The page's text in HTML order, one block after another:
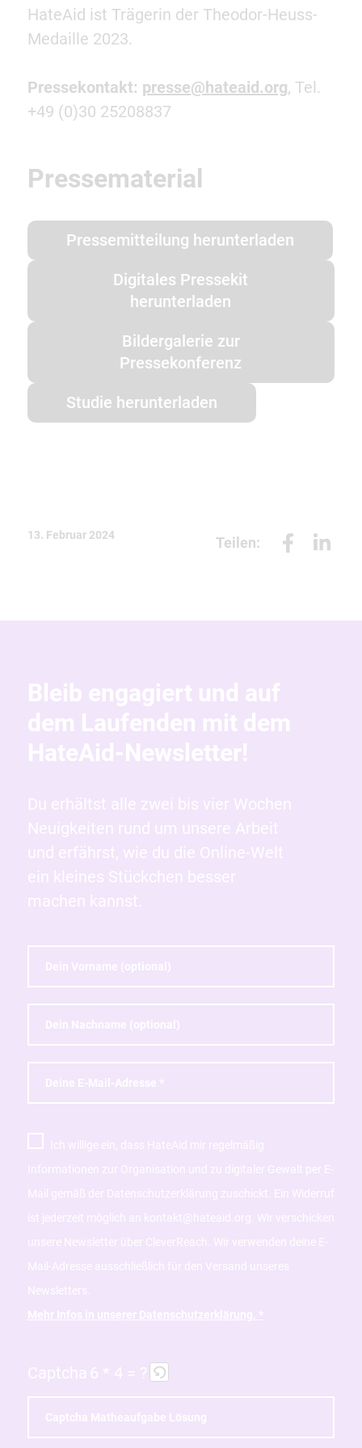
HateAid ist Trägerin der Theodor-Heuss-
Medaille 2023.
Pressekontakt: presse@hateaid.org, Tel.
+49 (0)30 25208837
Pressematerial
Pressemitteilung herunterladen
Digitales Pressekit
herunterladen
Bildergalerie zur
Pressekonferenz
Studie herunterladen
13. Februar 2024 Teilen:
Bleib engagiert und auf
dem Laufenden mit dem
HateAid-Newsletter!
Du erhältst alle zwei bis vier Wochen
Neuigkeiten rund um unsere Arbeit
und erfährst, wie du die Online-Welt
ein kleines Stückchen besser
machen kannst.
Ich willige ein, dass HateAid mir regelmäßig
Informationen zur Organisation und zu digitaler Gewalt per E-
Mail gemäß der Datenschutzerklärung zuschickt. Ein Widerruf
ist jederzeit möglich an kontakt@hateaid.org. Wir verschicken
unsere Newsletter über CleverReach. Wir verwenden deine E-
Mail-Adresse ausschließlich für den Versand unseres
Newsletters.
Mehr Infos in unserer Datenschutzerklärung. *
Captcha 6 * 4 = ?